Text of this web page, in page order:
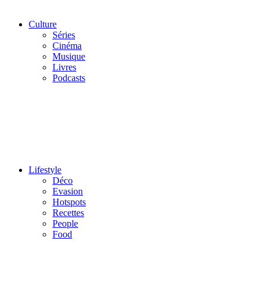
Culture
Séries
Cinéma
Musique
Livres
Podcasts
Lifestyle
Déco
Evasion
Hotspots
Recettes
People
Food